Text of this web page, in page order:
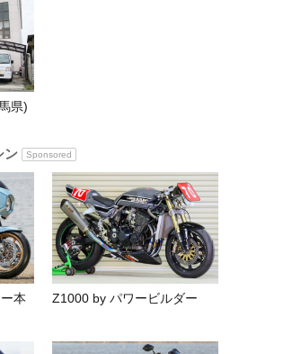
県)
ン Sponsored
本
Z1000 by パワービルダー